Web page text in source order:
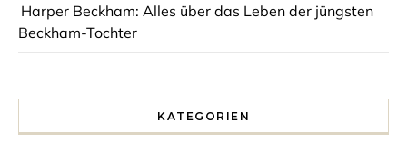
Harper Beckham: Alles über das Leben der jüngsten
Beckham-Tochter
KATEGORIEN